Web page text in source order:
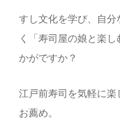
すし文化を学び、自
く「寿司屋の娘と楽
かがですか？
江戸前寿司を気軽に
お薦め。